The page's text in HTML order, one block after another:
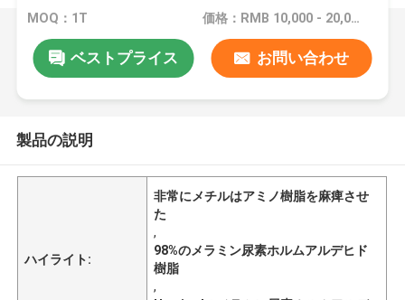
MOQ：1T 価格：RMB 10,000 - 20,000 million Yuan/ton
ベストプライス お問い合わせ
製品の説明
ハイライト:
非常にメチルはアミノ樹脂を麻痺させ
た
,
98%のメラミン尿素ホルムアルデヒド
樹脂
,